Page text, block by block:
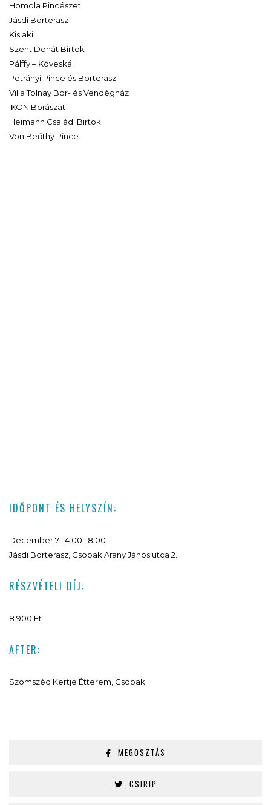
Homola Pincészet
Jásdi Borterasz
Kislaki
Szent Donát Birtok
Pálffy – Köveskál
Petrányi Pince és Borterasz
Villa Tolnay Bor- és Vendégház
IKON Borászat
Heimann Családi Birtok
Von Beőthy Pince
IDŐPONT ÉS HELYSZÍN:
December 7. 14:00-18:00
Jásdi Borterasz, Csopak Arany János utca 2.
RÉSZVÉTELI DÍJ:
8.900 Ft
AFTER:
Szomszéd Kertje Étterem, Csopak
MEGOSZTÁS
CSIRIP